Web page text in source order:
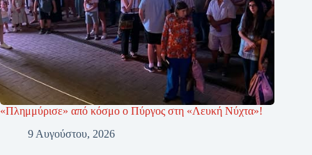
«Πλημμύρισε» από κόσμο ο Πύργος στη «Λευκή Νύχτα»!
9 Αυγούστου, 2026